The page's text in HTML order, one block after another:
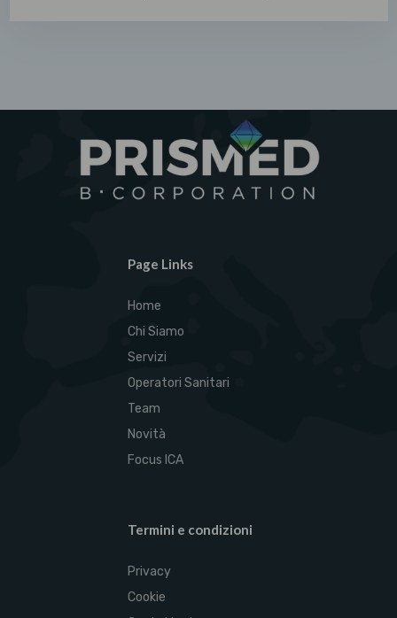
Page Links
Home
Chi Siamo
Servizi
Operatori Sanitari
Team
Novità
Focus ICA
Termini e condizioni
Privacy
Cookie